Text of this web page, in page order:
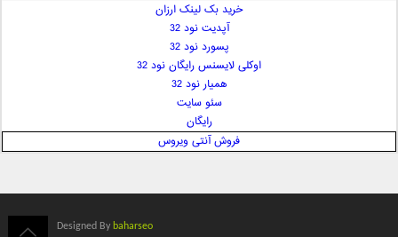
ایمان غلامی
بابک جهانبخش
خرید بک لینک ارزان
آپدیت نود 32
پسورد نود 32
اوکلی لایسنس رایگان نود 32
همیار نود 32
سئو سایت
رایگان
فروش آنتی ویروس
Designed By baharseo